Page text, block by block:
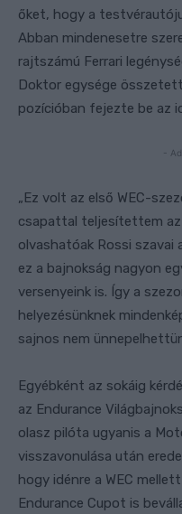
őket, hogy a
Abban mindenesetre
rajtszámú Ferrari
Doktor egysége
pozícióban fejezte be az
-
„Ez volt az első WEC-
csapattal teljesítettem az
olvashatóak Rossi szavai
ez a bajnokság nagyon
versenyeink is. Így a
helyezésünknek
sajnos nem
Egyébként az sokáig
az Endurance
olasz pilóta ugyanis a
visszavonulása után
hogy idénre a WEC
Endurance Cupot is